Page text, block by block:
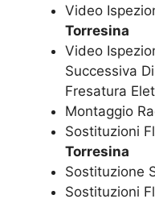
Video
Torresina
Video
Successiva
Fresatura
Montaggio
Sostituzioni
Torresina
Sostituzione
Sostituzioni